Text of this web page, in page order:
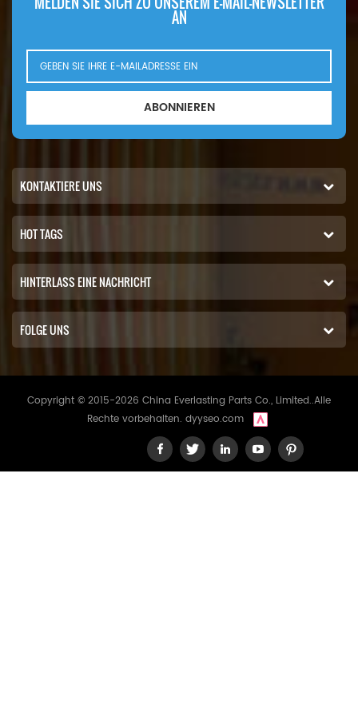
AN
ABONNIEREN
KONTAKTIERE UNS
HOT TAGS
HINTERLASS EINE NACHRICHT
FOLGE UNS
Copyright © 2015-2026 China Everlasting Parts Co., Limited..Alle
Rechte vorbehalten. dyyseo.com